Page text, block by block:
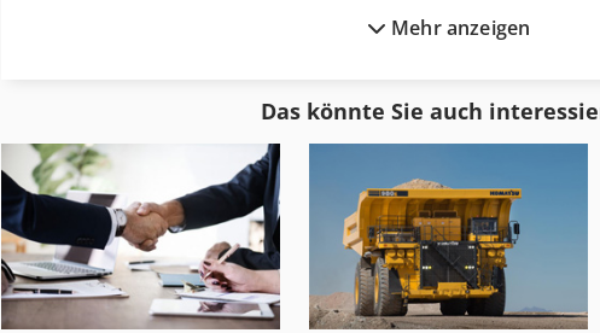
Hsc 20 Linear
Nc TeilapparatMehr anzeigen
Das könnte Sie auch